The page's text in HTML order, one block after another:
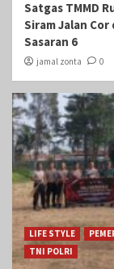
Satgas TMMD
Siram Jalan Cor
Sasaran 6
jamal zonta 0
LIFE STYLE
TNI POLRI